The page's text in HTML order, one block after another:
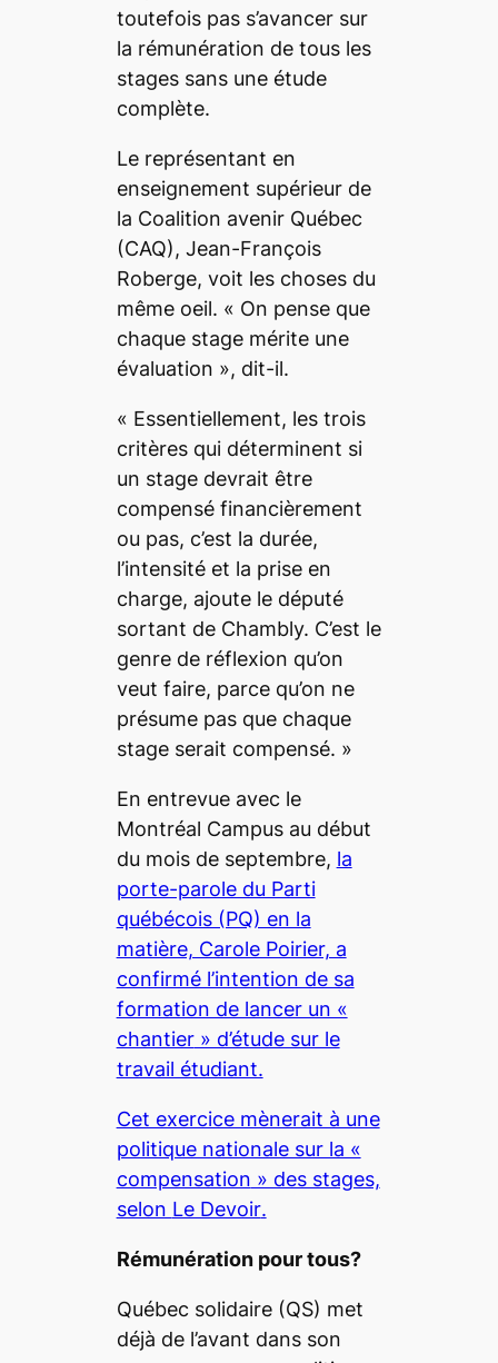
toutefois pas s’avancer sur
la rémunération de tous les
stages sans une étude
complète.
Le représentant en
enseignement supérieur de
la Coalition avenir Québec
(CAQ), Jean-François
Roberge, voit les choses du
même oeil. « On pense que
chaque stage mérite une
évaluation », dit-il.
« Essentiellement, les trois
critères qui déterminent si
un stage devrait être
compensé financièrement
ou pas, c’est la durée,
l’intensité et la prise en
charge, ajoute le député
sortant de Chambly. C’est le
genre de réflexion qu’on
veut faire, parce qu’on ne
présume pas que chaque
stage serait compensé. »
En entrevue avec le
Montréal Campusau début
du mois de septembre, la
porte-parole du Parti
québécois (PQ) en la
matière, Carole Poirier, a
confirmé l’intention de sa
formation de lancer un «
chantier» d’étude sur le
travail étudiant.
Cet exercice mènerait à une
politique nationale sur la «
compensation » des stages,
selon Le Devoir.
Rémunération pour tous?
Québec solidaire (QS) met
déjà de l’avant dans son